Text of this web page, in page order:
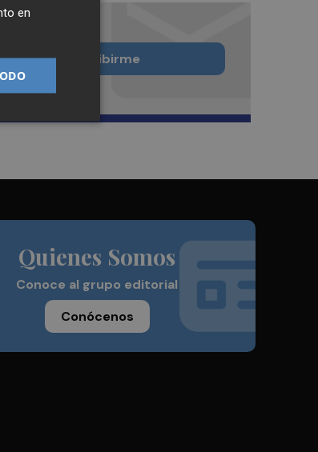
Quiero suscribirme
Quienes Somos
Conoce al grupo editorial
Conócenos
en